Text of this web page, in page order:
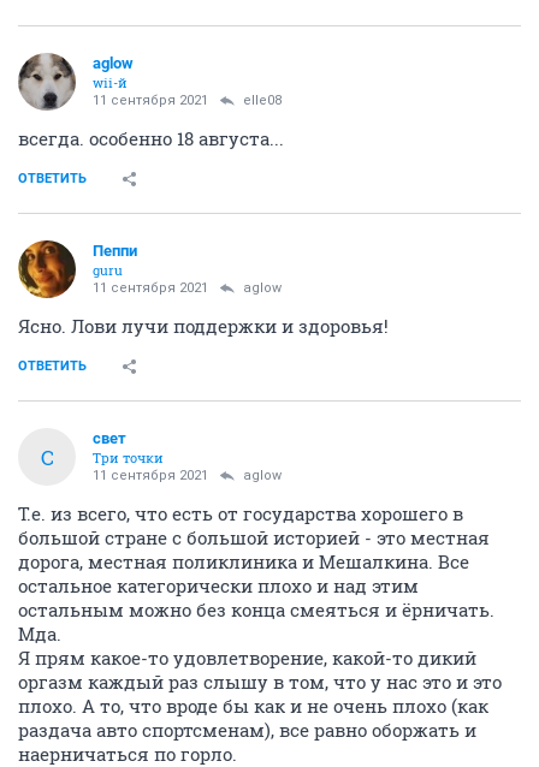
aglow
wii-й
11 сентября 2021 elle08
всегда. особенно 18 августа...
ОТВЕТИТЬ
Пeппи
guru
11 сентября 2021 aglow
Ясно. Лови лучи поддержки и здоровья!
ОТВЕТИТЬ
С
свет
Три точки
11 сентября 2021 aglow
Т.е. из всего, что есть от государства хорошего в
большой стране с большой историей - это местная
дорога, местная поликлиника и Мешалкина. Все
остальное категорически плохо и над этим
остальным можно без конца смеяться и ёрничать.
Мда.
Я прям какое-то удовлетворение, какой-то дикий
оргазм каждый раз слышу в том, что у нас это и это
плохо. А то, что вроде бы как и не очень плохо (как
раздача авто спортсменам), все равно оборжать и
наерничаться по горло.